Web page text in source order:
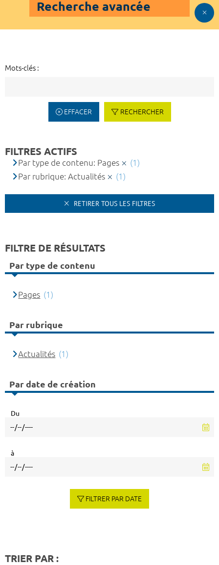
Recherche avancée
Mots-clés :
EFFACER RECHERCHER
FILTRES ACTIFS
Par type de contenu: Pages
(1)
Par rubrique: Actualités
(1)
RETIRER TOUS LES FILTRES
FILTRE DE RÉSULTATS
Par type de contenu
Pages (1)
Par rubrique
Actualités (1)
Par date de création
Du
à
FILTRER PAR DATE
TRIER PAR :